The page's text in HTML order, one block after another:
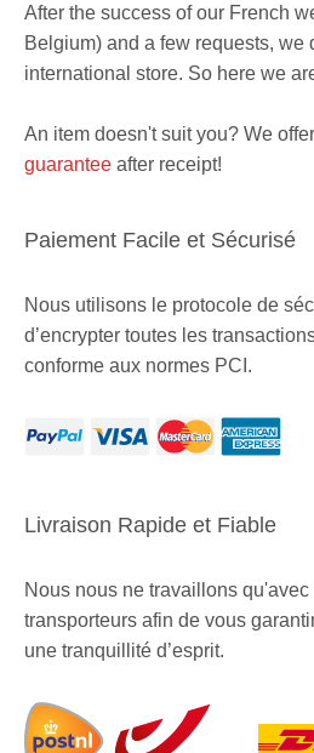
After the success of our French
Belgium) and a few requests, we
international store. So here we
An item doesn't suit you? We
guarantee after receipt!
Paiement Facile et Sécurisé
Nous utilisons le protocole de
d’encrypter toutes les
conforme aux normes PCI.
Livraison Rapide et Fiable
Nous nous ne travaillons
transporteurs afin de vous
une tranquillité d’esprit.